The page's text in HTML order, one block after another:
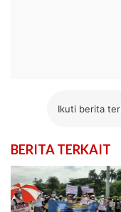
Ikuti berita
BERITA TERKAIT